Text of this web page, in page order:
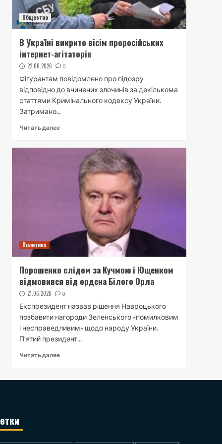
Общество
В Україні викрито вісім проросійських
інтернет-агітаторів
22.06.2026 0
Фігурантам повідомлено про підозру
відповідно до вчинених злочинів за декількома
статтями Кримінального кодексу України.
Затримано...
Читать далее
Политика
Порошенко слідом за Кучмою і Ющенком
відмовився від ордена Білого Орла
21.06.2026 0
Експрезидент назвав рішення Навроцького
позбавити нагороди Зеленського «помилковим
і несправедливим» щодо народу України.
П’ятий президент...
Читать далее